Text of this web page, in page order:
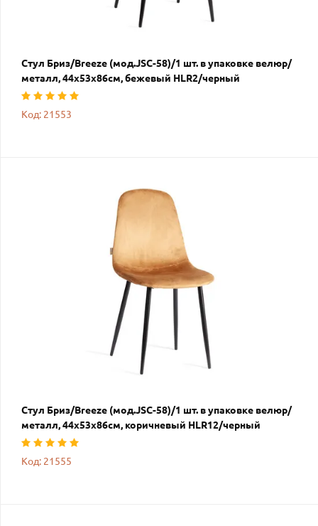
Стул Бриз/Breeze (мод.JSC-58)/1 шт. в упаковке велюр/
металл, 44х53х86см, бежевый HLR2/черный
Код: 21553
Стул Бриз/Breeze (мод.JSC-58)/1 шт. в упаковке велюр/
металл, 44х53х86см, коричневый HLR12/черный
Код: 21555